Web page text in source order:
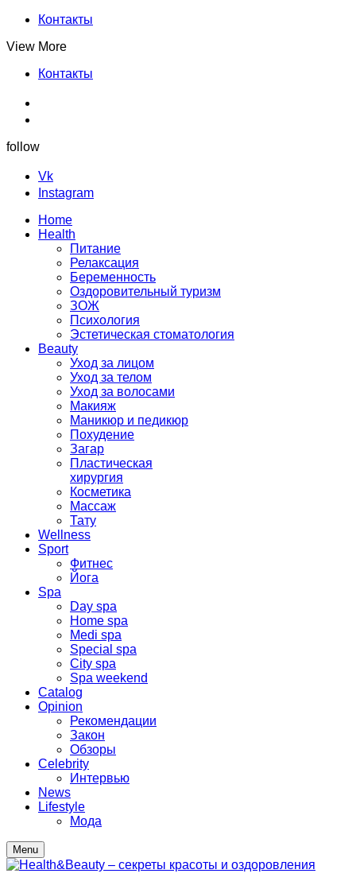
Контакты
View More
Контакты
follow
Vk
Instagram
Home
Health
Питание
Релаксация
Беременность
Оздоровительный туризм
ЗОЖ
Психология
Эстетическая стоматология
Beauty
Уход за лицом
Уход за телом
Уход за волосами
Макияж
Маникюр и педикюр
Похудение
Загар
Пластическая
хирургия
Косметика
Массаж
Тату
Wellness
Sport
Фитнес
Йога
Spa
Day spa
Home spa
Medi spa
Special spa
City spa
Spa weekend
Catalog
Opinion
Рекомендации
Закон
Обзоры
Celebrity
Интервью
News
Lifestyle
Мода
Menu